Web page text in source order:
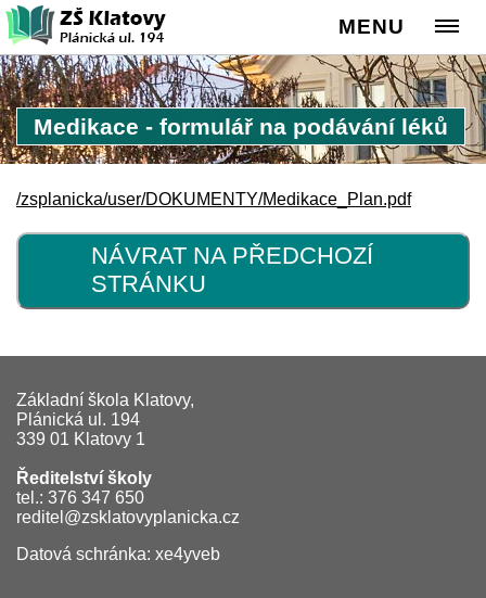
MENU
Medikace - formulář na podávání léků
/zsplanicka/user/DOKUMENTY/Medikace_Plan.pdf
NÁVRAT NA PŘEDCHOZÍ
STRÁNKU
Základní škola Klatovy,
Plánická ul. 194
339 01 Klatovy 1
Ředitelství školy
tel.: 376 347 650
reditel@zsklatovyplanicka.cz
Datová schránka: xe4yveb